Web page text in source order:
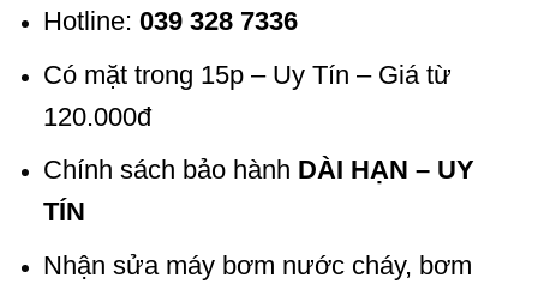
Hotline: 039 328 7336
Có mặt trong 15p – Uy Tín – Giá từ
120.000đ
Chính sách bảo hành DÀI HẠN – UY
TÍN
Nhận sửa máy bơm nước cháy, bơm